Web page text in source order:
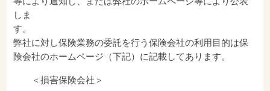
しま
す
弊社に対し保険業務の委託を行う保険会社の利用目的は保
険会社のホームページ（下記）に記載してあります。
＜損害保険会社＞